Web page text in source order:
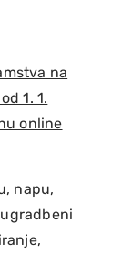
na
1. 1.
online
napu,